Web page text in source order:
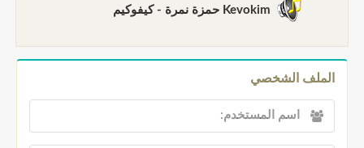
الملف الشخصي